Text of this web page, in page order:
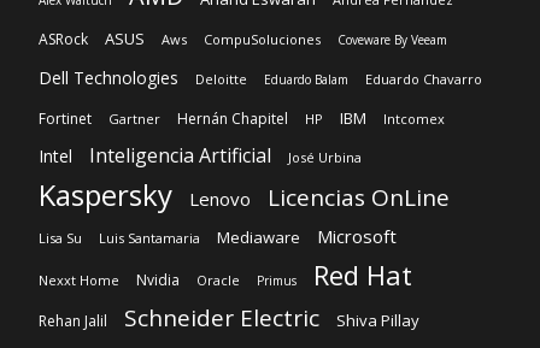
ASRock ASUS Aws CompuSoluciones Coveware By Veeam
Dell Technologies Deloitte Eduardo Balam Eduardo Chavarro
Fortinet Gartner Hernán Chapitel HP IBM Intcomex
Intel Inteligencia Artificial José Urbina
Kaspersky Lenovo Licencias OnLine
Lisa Su Luis Santamaria Mediaware Microsoft
Nexxt Home Nvidia Oracle Primus Red Hat
Rehan Jalil Schneider Electric Shiva Pillay